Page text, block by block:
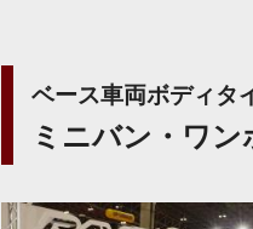
ベース車両ボディタ
ミニバン・ワン